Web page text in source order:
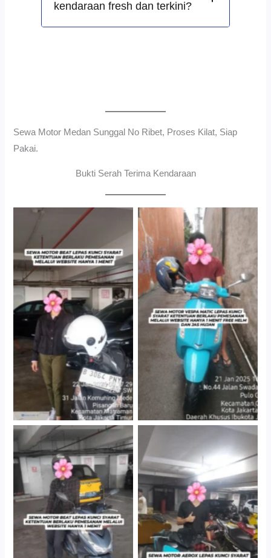
kendaraan fresh dan terkini?
Sewa Motor Medan Sunggal No Ribet, Proses Kilat, Siap
Pakai.
Bukti Serah Terima Kendaraan
Cityplaza Jatinegara
Gedung Parkir P6A
Antar Jemput Kendaraan
Cityplaza Jatinegara
Gedung Parkir P6A
Cityplaza Jatinegara
Gedung Parkir P6A